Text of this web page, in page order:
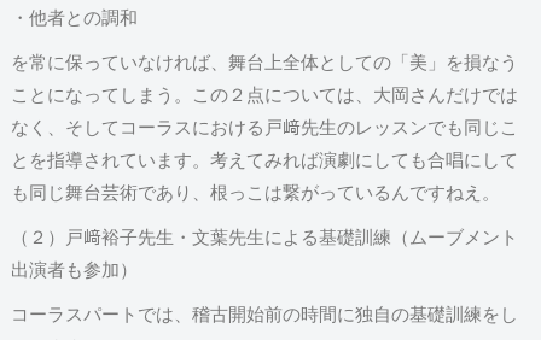
・他者との調和
を常に保っていなければ、舞台上全体としての「美」を損なう
ことになってしまう。この２点については、大岡さんだけでは
なく、そしてコーラスにおける戸﨑先生のレッスンでも同じこ
とを指導されています。考えてみれば演劇にしても合唱にして
も同じ舞台芸術であり、根っこは繋がっているんですねえ。
（２）戸﨑裕子先生・文葉先生による基礎訓練（ムーブメント
出演者も参加）
コーラスパートでは、稽古開始前の時間に独自の基礎訓練をし